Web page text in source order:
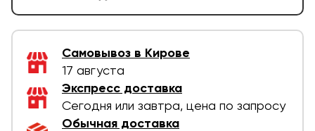
Самовывоз в Кирове
17 августа
Экспресс доставка
Сегодня или завтра, цена по запросу
Обычная доставка